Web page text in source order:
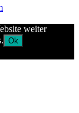
weiter
Ok